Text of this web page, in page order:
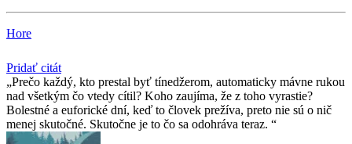
Hore
Pridať citát
Prečo každý, kto prestal byť tínedžerom, automaticky mávne rukou
nad všetkým čo vtedy cítil? Koho zaujíma, že z toho vyrastie?
Bolestné a euforické dní, keď to človek prežíva, preto nie sú o nič
menej skutočné. Skutočne je to čo sa odohráva teraz.